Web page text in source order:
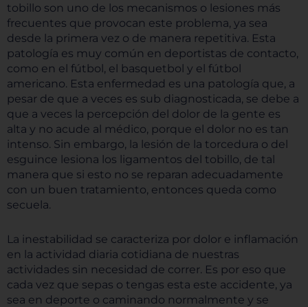
tobillo son uno de los mecanismos o lesiones más
frecuentes que provocan este problema, ya sea
desde la primera vez o de manera repetitiva. Esta
patología es muy común en deportistas de contacto,
como en el fútbol, el basquetbol y el fútbol
americano. Esta enfermedad es una patología que, a
pesar de que a veces es sub diagnosticada, se debe a
que a veces la percepción del dolor de la gente es
alta y no acude al médico, porque el dolor no es tan
intenso. Sin embargo, la lesión de la torcedura o del
esguince lesiona los ligamentos del tobillo, de tal
manera que si esto no se reparan adecuadamente
con un buen tratamiento, entonces queda como
secuela.
La inestabilidad se caracteriza por dolor e inflamación
en la actividad diaria cotidiana de nuestras
actividades sin necesidad de correr. Es por eso que
cada vez que sepas o tengas esta este accidente, ya
sea en deporte o caminando normalmente y se